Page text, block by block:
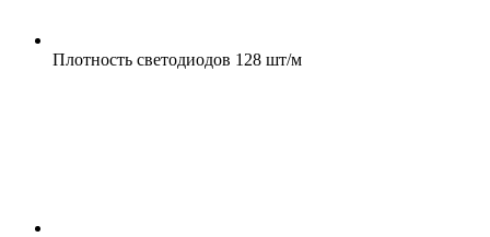
Плотность светодиодов 128 шт/м